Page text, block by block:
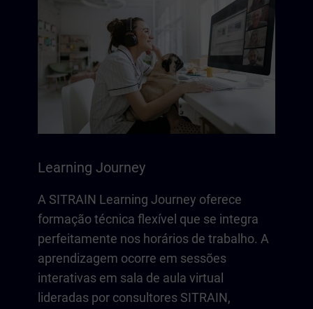
Learning Journey
A SITRAIN Learning Journey oferece
formação técnica flexível que se integra
perfeitamente nos horários de trabalho. A
aprendizagem ocorre em sessões
interativas em sala de aula virtual
lideradas por consultores SITRAIN,